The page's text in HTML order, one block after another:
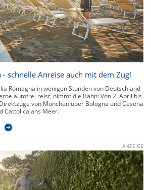
schnelle Anreise auch mit dem Zug!
Romagna in wenigen Stunden von Deutschland
autofrei reist, nimmt die Bahn: Von 2. April bis
von München über Bologna und Cesena
Cattolica ans Meer.
ANZEIGE